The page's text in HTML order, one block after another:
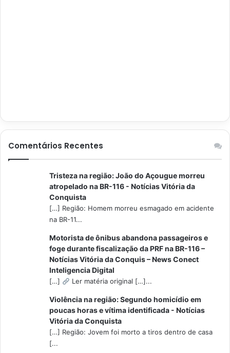
Comentários Recentes
Tristeza na região: João do Açougue morreu
atropelado na BR-116 - Notícias Vitória da
Conquista
[…] Região: Homem morreu esmagado em acidente
na BR-11...
Motorista de ônibus abandona passageiros e
foge durante fiscalização da PRF na BR-116 –
Notícias Vitória da Conquis – News Conect
Inteligencia Digital
[…] Ler matéria original […]...
Violência na região: Segundo homicídio em
poucas horas e vítima identificada - Notícias
Vitória da Conquista
[…] Região: Jovem foi morto a tiros dentro de casa
[...